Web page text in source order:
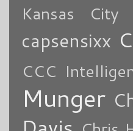
Kansas City
capsensixx
CCC
Munger